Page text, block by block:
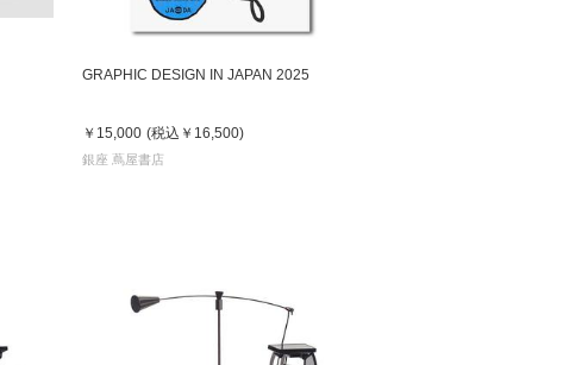
GRAPHIC DESIGN IN JAPAN 2025
￥15,000 (税込 ￥16,500)
銀座 蔦屋書店